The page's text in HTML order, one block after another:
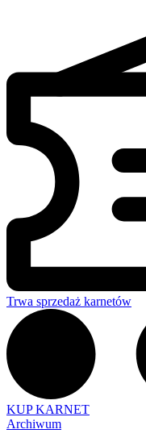
Trwa sprzedaż karnetów
KUP KARNET
Archiwum